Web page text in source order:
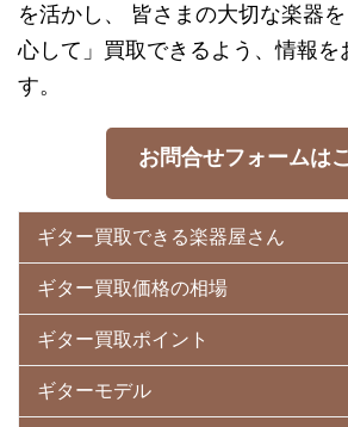
を活かし、 皆さまの大切な楽器
心して」買取できるよう、情報を
す。
お問合せフォームは
ギター買取できる楽器屋さん
ギター買取価格の相場
ギター買取ポイント
ギターモデル